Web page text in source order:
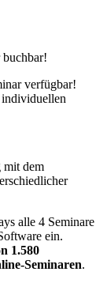
buchbar!
verfügbar!
individuellen
mit dem
alle 4 Seminare
ein.
1.580
Seminaren.